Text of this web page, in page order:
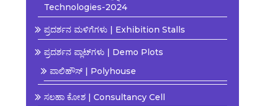
Technologies-2024
ಪ್ರದರ್ಶನ ಮಳಿಗೆಗಳು | Exhibition Stalls
ಪ್ರದರ್ಶನ ಪ್ಲಾಟ್‌ಗಳು | Demo Plots
ಪಾಲಿಹೌಸ್ | Polyhouse
ಸಲಹಾ ಕೋಶ | Consultancy Cell